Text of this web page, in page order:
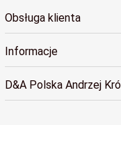
Obsługa klienta
Informacje
D&A Polska Andrzej